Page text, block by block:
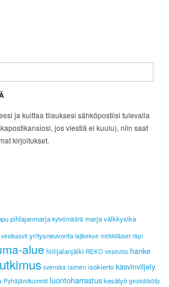
ja kuittaa tilauksesi sähköpostiisi tulevalla
jos viestiä ei kuulu), niin saat
kirjoitukset.
pihlajanmarja kylvömäärä marja välkkysika
vesikasvit yritysneuvonta lajikekoe mökkiläiset räpi
alue hiilijalanjälki REKO vesirutto hanke
svenska taimen isokiertokasvinviljely
Pyhäjärvikummit luontoharrastus kesätyö geokätköily